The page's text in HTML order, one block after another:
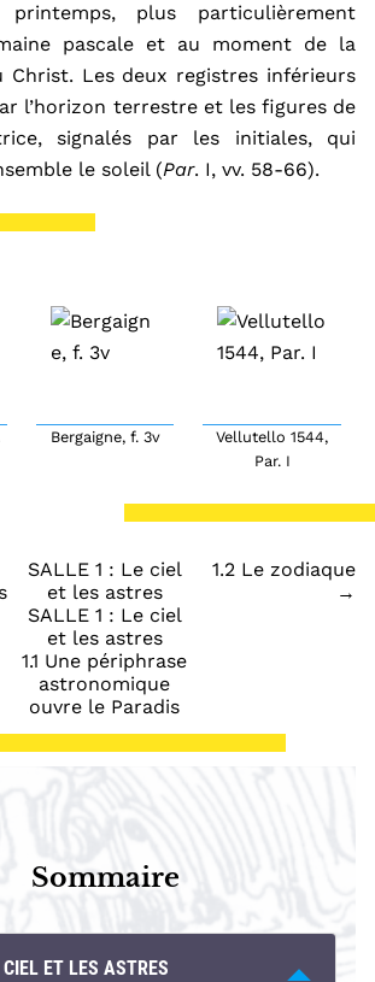
printemps, plus particulièrement
pascale et au moment de la
Christ. Les deux registres inférieurs
l’horizon terrestre et les figures de
signalés par les initiales, qui
le soleil (Par. I, vv. 58-66).
Bergaigne, f. 3v
Vellutello 1544,
Par. I
1.2 Le zodiaque
→
SALLE 1 : Le ciel
et les astres
SALLE 1 : Le ciel
et les astres
1.1 Une périphrase
astronomique
ouvre le Paradis
Sommaire
ET LES ASTRES